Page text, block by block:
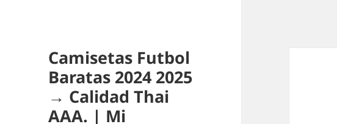
Camisetas Futbol
Baratas 2024 2025
→ Calidad Thai
AAA. | Mi